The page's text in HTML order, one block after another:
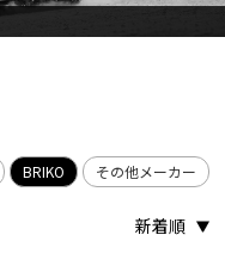
BRIKO その他メーカー
新着順